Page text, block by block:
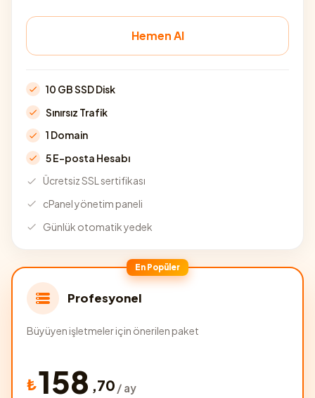
Hemen Al
10 GB SSD Disk
Sınırsız Trafik
1 Domain
5 E-posta Hesabı
Ücretsiz SSL sertifikası
cPanel yönetim paneli
Günlük otomatik yedek
En Popüler
Profesyonel
Büyüyen işletmeler için önerilen paket
₺158 ,70 / ay